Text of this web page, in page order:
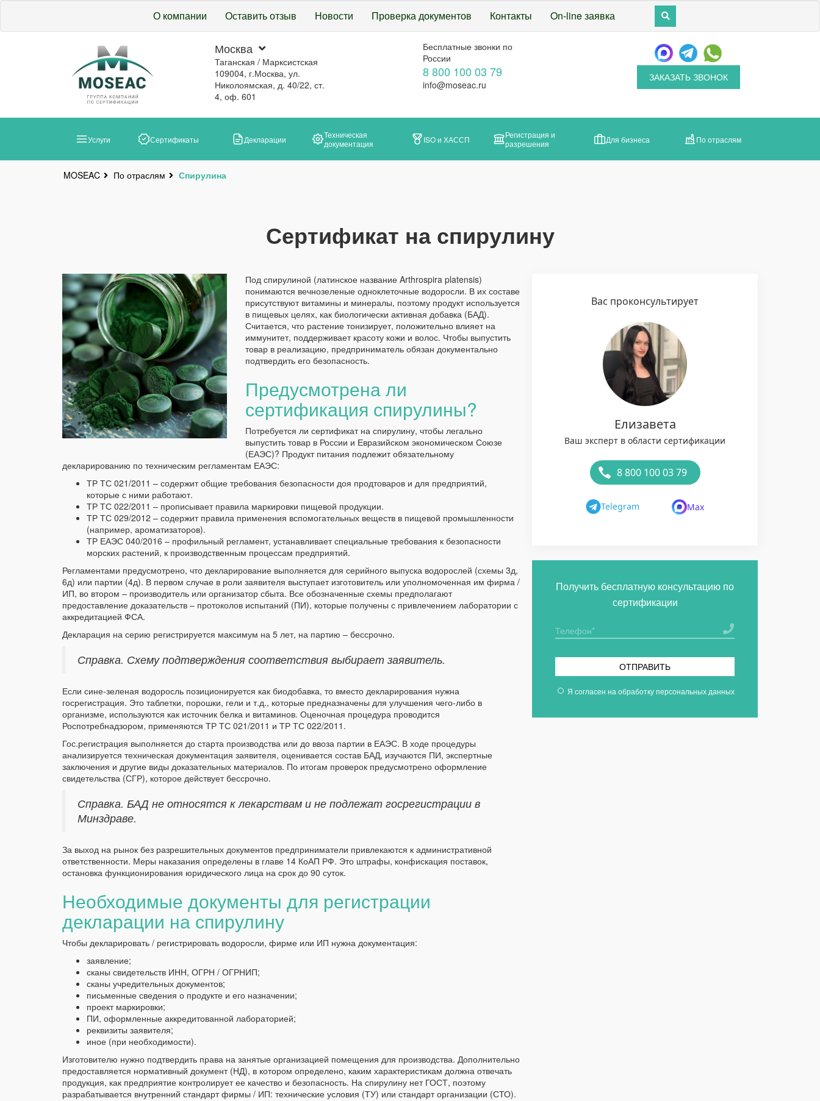
О компании Оставить отзыв Новости Проверка документов Контакты On-line заявка
Москва
Таганская / Марксистская
109004, г.Москва, ул.
Николоямская, д. 40/22, ст.
4, оф. 601
Бесплатные звонки по
России
8 800 100 03 79
info@moseac.ru
ЗАКАЗАТЬ ЗВОНОК
Услуги Сертификаты Декларации
Техническая
документация
ISO и ХАССП
Регистрация и
разрешения
Для бизнеса По отраслям
MOSEAC По отраслям Спирулина
Сертификат на спирулину
Под спирулиной (латинское название Arthrospira platensis)
понимаются вечнозеленые одноклеточные водоросли. В их составе
присутствуют витамины и минералы, поэтому продукт используется
в пищевых целях, как биологически активная добавка (БАД).
Считается, что растение тонизирует, положительно влияет на
иммунитет, поддерживает красоту кожи и волос. Чтобы выпустить
товар в реализацию, предприниматель обязан документально
подтвердить его безопасность.
Предусмотрена ли
сертификация спирулины?
Потребуется ли сертификат на спирулину, чтобы легально
выпустить товар в России и Евразийском экономическом Союзе
(ЕАЭС)? Продукт питания подлежит обязательному
декларированию по техническим регламентам ЕАЭС:
ТР ТС 021/2011 – содержит общие требования безопасности доя продтоваров и для предприятий,
которые с ними работают.
ТР ТС 022/2011 – прописывает правила маркировки пищевой продукции.
ТР ТС 029/2012 – содержит правила применения вспомогательных веществ в пищевой промышленности
(например, ароматизаторов).
ТР ЕАЭС 040/2016 – профильный регламент, устанавливает специальные требования к безопасности
морских растений, к производственным процессам предприятий.
Регламентами предусмотрено, что декларирование выполняется для серийного выпуска водорослей (схемы 3д,
6д) или партии (4д). В первом случае в роли заявителя выступает изготовитель или уполномоченная им фирма /
ИП, во втором – производитель или организатор сбыта. Все обозначенные схемы предполагают
предоставление доказательств – протоколов испытаний (ПИ), которые получены с привлечением лаборатории с
аккредитацией ФСА.
Декларация на серию регистрируется максимум на 5 лет, на партию – бессрочно.
Справка. Схему подтверждения соответствия выбирает заявитель.
Если сине-зеленая водоросль позиционируется как биодобавка, то вместо декларирования нужна
госрегистрация. Это таблетки, порошки, гели и т.д., которые предназначены для улучшения чего-либо в
организме, используются как источник белка и витаминов. Оценочная процедура проводится
Роспотребнадзором, применяются ТР ТС 021/2011 и ТР ТС 022/2011.
Гос.регистрация выполняется до старта производства или до ввоза партии в ЕАЭС. В ходе процедуры
анализируется техническая документация заявителя, оценивается состав БАД, изучаются ПИ, экспертные
заключения и другие виды доказательных материалов. По итогам проверок предусмотрено оформление
свидетельства (СГР), которое действует бессрочно.
Справка. БАД не относятся к лекарствам и не подлежат госрегистрации в
Минздраве.
За выход на рынок без разрешительных документов предприниматели привлекаются к административной
ответственности. Меры наказания определены в главе 14 КоАП РФ. Это штрафы, конфискация поставок,
остановка функционирования юридического лица на срок до 90 суток.
Необходимые документы для регистрации
декларации на спирулину
Чтобы декларировать / регистрировать водоросли, фирме или ИП нужна документация:
заявление;
сканы свидетельств ИНН, ОГРН / ОГРНИП;
сканы учредительных документов;
письменные сведения о продукте и его назначении;
проект маркировки;
ПИ, оформленные аккредитованной лабораторией;
реквизиты заявителя;
иное (при необходимости).
Изготовителю нужно подтвердить права на занятые организацией помещения для производства. Дополнительно
предоставляется нормативный документ (НД), в котором определено, каким характеристикам должна отвечать
продукция, как предприятие контролирует ее качество и безопасность. На спирулину нет ГОСТ, поэтому
разрабатывается внутренний стандарт фирмы / ИП: технические условия (ТУ) или стандарт организации (СТО).
Вас проконсультирует
Елизавета
Ваш эксперт в области сертификации
8 800 100 03 79
Telegram Max
Получить бесплатную консультацию по
сертификации
ОТПРАВИТЬ
Я согласен на обработку персональных данных